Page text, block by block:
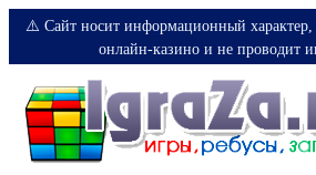
⚠️ Сайт носит информационный характер,
онлайн-казино и не проводит